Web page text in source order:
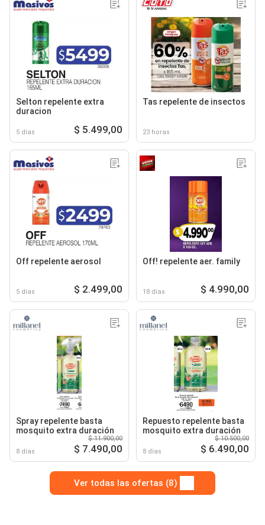
Selton repelente extra
duracion
5 días $ 5.499,00
Tas repelente de insectos
23 horas
Off repelente aerosol
5 días $ 2.499,00
Off! repelente aer. family
18 días $ 4.990,00
Spray repelente basta
mosquito extra duración
8 días
$ 11.900,00
$ 7.490,00
Repuesto repelente basta
mosquito extra duración
8 días
$ 10.500,00
$ 6.490,00
Ver todas las ofertas (8)